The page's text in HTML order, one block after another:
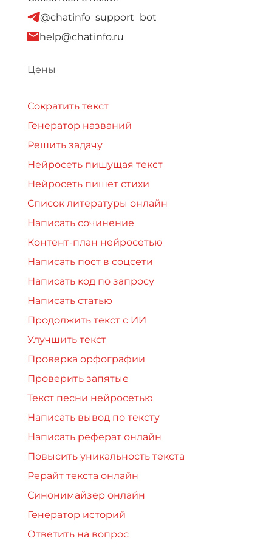
@chatinfo_support_bot
help@chatinfo.ru
Цены
Сократить текст
Генератор названий
Решить задачу
Нейросеть пишущая текст
Нейросеть пишет стихи
Список литературы онлайн
Написать сочинение
Контент-план нейросетью
Написать пост в соцсети
Написать код по запросу
Написать статью
Продолжить текст с ИИ
Улучшить текст
Проверка орфографии
Проверить запятые
Текст песни нейросетью
Написать вывод по тексту
Написать реферат онлайн
Повысить уникальность текста
Рерайт текста онлайн
Синонимайзер онлайн
Генератор историй
Ответить на вопрос